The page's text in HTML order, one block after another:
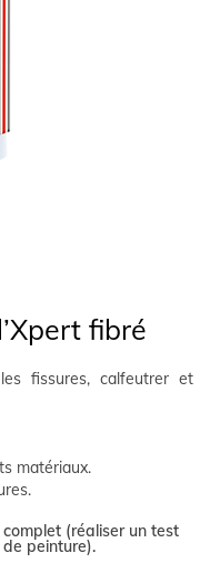
fibré
fissures, calfeutrer et
matériaux.
(réaliser un test
peinture).